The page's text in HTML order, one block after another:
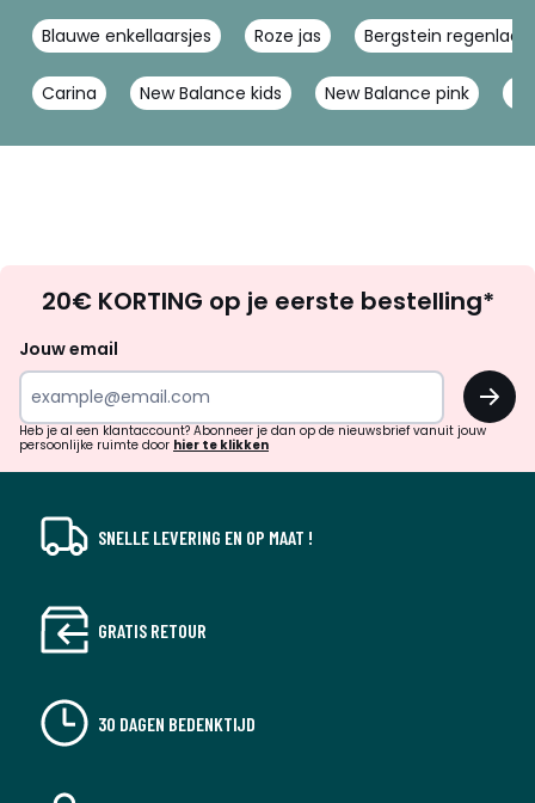
Blauwe enkellaarsjes Roze jas Bergstein
Carina New Balance kids New Balance pink
zoek
inspiratie
verrassingen?
20€ KORTING op je eerste bestelling*
Jouw email
OK
Heb je al een klantaccount? Abonneer je dan op de nieuwsbrief vanuit jouw
persoonlijke ruimte door hier te klikken
SNELLE LEVERING EN OP MAAT !
GRATIS RETOUR
30 DAGEN BEDENKTIJD